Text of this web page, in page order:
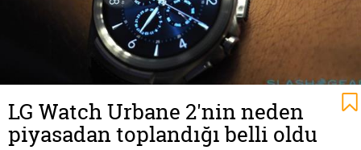
LG Watch Urbane 2'nin neden
piyasadan toplandığı belli oldu